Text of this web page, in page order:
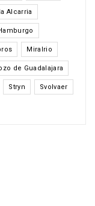
Alcarria
Miralrio
de Guadalajara
Stryn Svolvaer